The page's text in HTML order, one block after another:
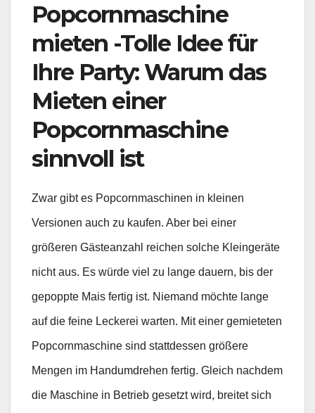
Popcornmaschine
mieten -Tolle Idee für
Ihre Party: Warum das
Mieten einer
Popcornmaschine
sinnvoll ist
Zwar gibt es Popcornmaschinen in kleinen
Versionen auch zu kaufen. Aber bei einer
größeren Gästeanzahl reichen solche Kleingeräte
nicht aus. Es würde viel zu lange dauern, bis der
gepoppte Mais fertig ist. Niemand möchte lange
auf die feine Leckerei warten. Mit einer gemieteten
Popcornmaschine sind stattdessen größere
Mengen im Handumdrehen fertig. Gleich nachdem
die Maschine in Betrieb gesetzt wird, breitet sich